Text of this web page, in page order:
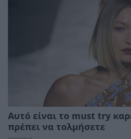
Αυτό είναι το must try
πρέπει να τολμήσετε